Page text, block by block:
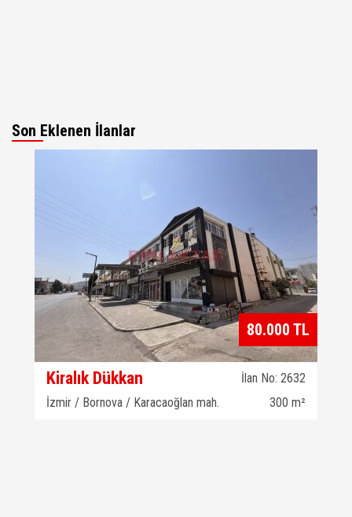
Son Eklenen İlanlar
80.000 TL
Kiralık Dükkan
İlan No: 2632
İzmir / Bornova / Karacaoğlan mah.
300 m²